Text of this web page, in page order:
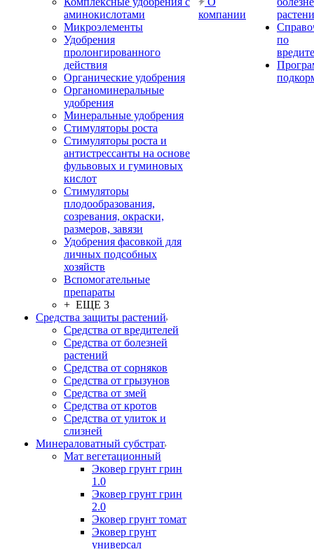
аминокислотами
Микроэлементы
Удобрения
пролонгированного
действия
Органические удобрения
Органоминеральные
удобрения
Минеральные удобрения
Стимуляторы роста
Стимуляторы роста и
антистрессанты на основе
фульвовых и гуминовых
кислот
Стимуляторы
плодообразования,
созревания, окраски,
размеров, завязи
Удобрения фасовкой для
личных подсобных
хозяйств
Вспомогательные
препараты
+ ЕЩЕ 3
Средства защиты растений
Средства от вредителей
Средства от болезней
растений
Средства от сорняков
Средства от грызунов
Средства от змей
Средства от кротов
Средства от улиток и
слизней
Минераловатный субстрат
Мат вегетационный
Эковер грунт грин
1.0
Эковер грунт грин
2.0
Эковер грунт томат
Эковер грунт
универсал
компании
по